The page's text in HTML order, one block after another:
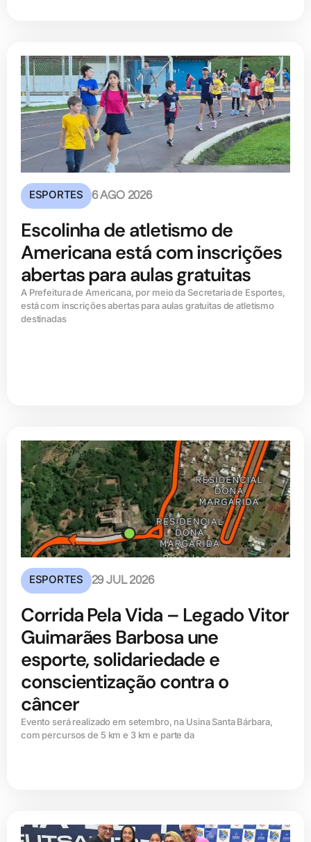
ESPORTES 6 AGO 2026
Escolinha de atletismo de
Americana está com inscrições
abertas para aulas gratuitas
A Prefeitura de Americana, por meio da Secretaria de Esportes,
está com inscrições abertas para aulas gratuitas de atletismo
destinadas
ESPORTES 29 JUL 2026
Corrida Pela Vida – Legado Vitor
Guimarães Barbosa une
esporte, solidariedade e
conscientização contra o
câncer
Evento será realizado em setembro, na Usina Santa Bárbara,
com percursos de 5 km e 3 km e parte da